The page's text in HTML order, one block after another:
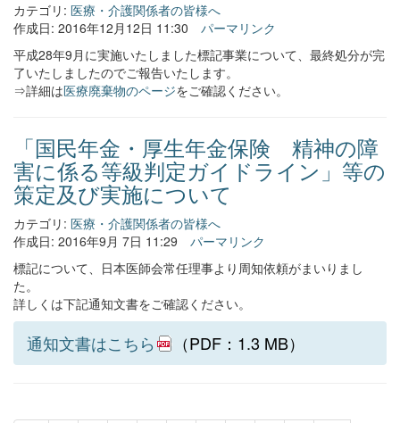
カテゴリ: 医療・介護関係者の皆様へ
作成日: 2016年12月12日 11:30
パーマリンク
平成28年9月に実施いたしました標記事業について、最終処分が完
了いたしましたのでご報告いたします。
⇒詳細は医療廃棄物のページをご確認ください。
「国民年金・厚生年金保険 精神の障
害に係る等級判定ガイドライン」等の
策定及び実施について
カテゴリ: 医療・介護関係者の皆様へ
作成日: 2016年9月 7日 11:29
パーマリンク
標記について、日本医師会常任理事より周知依頼がまいりまし
た。
詳しくは下記通知文書をご確認ください。
通知文書はこちら （PDF：1.3 MB）